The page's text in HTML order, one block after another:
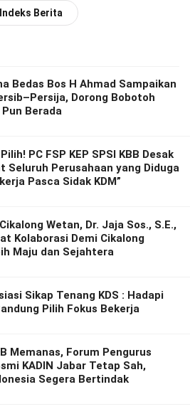
Indeks Berita
Bedas Bos H Ahmad Sampaikan
Dorong Bobotoh
Pun Berada
PC FSP KEP SPSI KBB Desak
Seluruh Perusahaan yang Diduga
Pasca Sidak KDM”
Wetan, Dr. Jaja Sos., S.E.,
Kolaborasi Demi Cikalong
Maju dan Sejahtera
Sikap Tenang KDS : Hadapi
Pilih Fokus Bekerja
Memanas, Forum Pengurus
KADIN Jabar Tetap Sah,
Segera Bertindak